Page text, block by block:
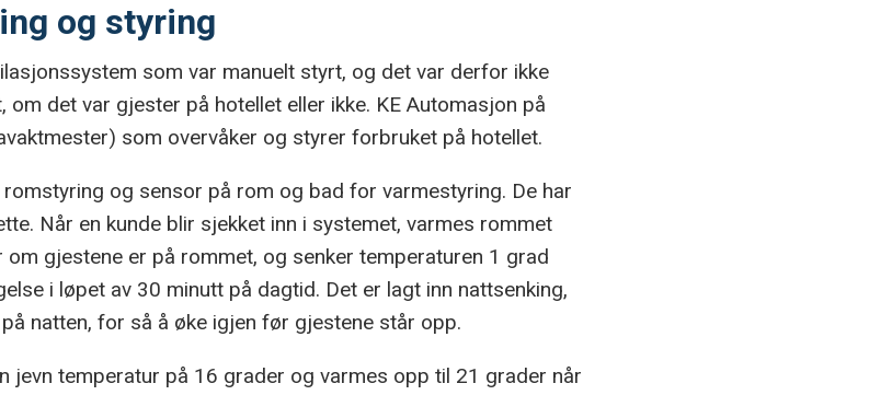
og styring
som var manuelt styrt, og det var derfor ikke
det var gjester på hotellet eller ikke. KE Automasjon på
som overvåker og styrer forbruket på hotellet.
og sensor på rom og bad for varmestyring. De har
Når en kunde blir sjekket inn i systemet, varmes rommet
gjestene er på rommet, og senker temperaturen 1 grad
i løpet av 30 minutt på dagtid. Det er lagt inn nattsenking,
natten, for så å øke igjen før gjestene står opp.
jevn temperatur på 16 grader og varmes opp til 21 grader når